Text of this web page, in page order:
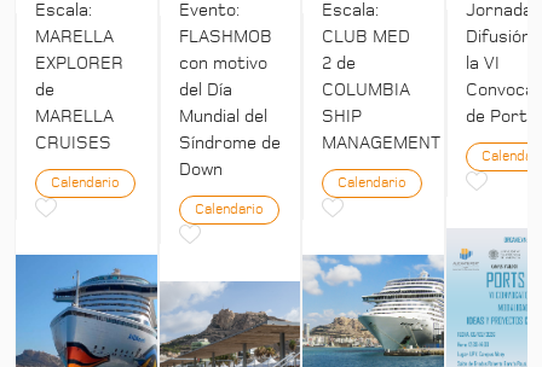
Escala:
MARELLA
EXPLORER
de
MARELLA
CRUISES
Calendario
Evento:
FLASHMOB
con motivo
del Día
Mundial del
Síndrome de
Down
Calendario
Escala:
CLUB MED
2 de
COLUMBIA
SHIP
MANAGEMENT
Calendario
Jornada:
Difusión
la VI
de Ports